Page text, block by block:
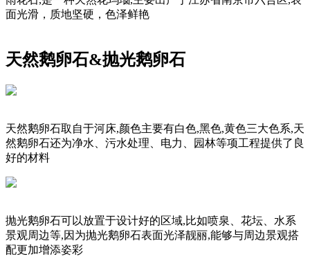
面光滑，质地坚硬，色泽鲜艳
天然鹅卵石&抛光鹅卵石
天然鹅卵石取自于河床,颜色主要有白色,黑色,黄色三大色系,天
然鹅卵石还为净水、污水处理、电力、园林等项工程提供了良
好的材料
抛光鹅卵石可以放置于设计好的区域,比如喷泉、花坛、水系
景观周边等,因为抛光鹅卵石表面光泽靓丽,能够与周边景观搭
配更加增添姿彩